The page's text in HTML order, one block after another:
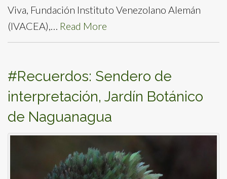
Viva, Fundación Instituto Venezolano Alemán
(IVACEA),… Read More
#Recuerdos: Sendero de
interpretación, Jardín Botánico
de Naguanagua